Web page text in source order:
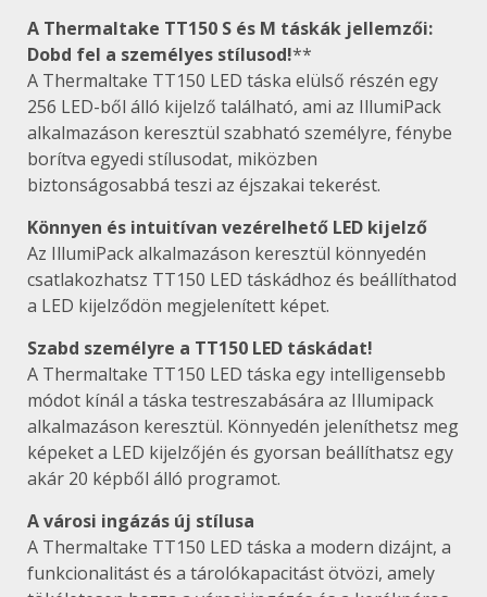
A Thermaltake TT150 S és M táskák jellemzői:
Dobd fel a személyes stílusod!**
A Thermaltake TT150 LED táska elülső részén egy
256 LED-ből álló kijelző található, ami az IllumiPack
alkalmazáson keresztül szabható személyre, fénybe
borítva egyedi stílusodat, miközben
biztonságosabbá teszi az éjszakai tekerést.
Könnyen és intuitívan vezérelhető LED kijelző
Az IllumiPack alkalmazáson keresztül könnyedén
csatlakozhatsz TT150 LED táskádhoz és beállíthatod
a LED kijelződön megjelenített képet.
Szabd személyre a TT150 LED táskádat!
A Thermaltake TT150 LED táska egy intelligensebb
módot kínál a táska testreszabására az Illumipack
alkalmazáson keresztül. Könnyedén jeleníthetsz meg
képeket a LED kijelzőjén és gyorsan beállíthatsz egy
akár 20 képből álló programot.
A városi ingázás új stílusa
A Thermaltake TT150 LED táska a modern dizájnt, a
funkcionalitást és a tárolókapacitást ötvözi, amely